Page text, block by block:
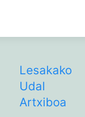
Lesakako
Udal
Artxiboa